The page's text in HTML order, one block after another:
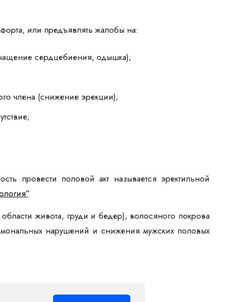
или предъявлять жалобы на:
сердцебиения, одышка);
члена (снижение эрекции);
провести половой акт называется эректильной
.
живота, груди и бедер), волосяного покрова
нарушений и снижения мужских половых